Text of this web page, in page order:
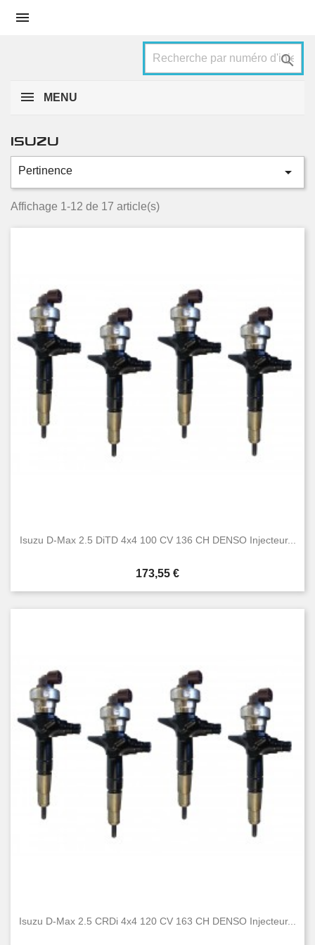


MENU
D-max
16
ISUZU
Pertinence 
Affichage 1-12 de 17 article(s)
Isuzu D-Max 2.5 DiTD 4x4 100 CV 136 CH DENSO Injecteur...
Prix
173,55 €
Isuzu D-Max 2.5 CRDi 4x4 120 CV 163 CH DENSO Injecteur...